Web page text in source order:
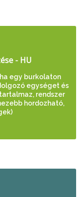
- HU
egy burkolaton
egységet és
rendszer
hordozható,